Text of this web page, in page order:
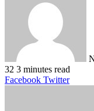
32 3 minutes read
Facebook TwitterTumblr
Reddit
Share
Print